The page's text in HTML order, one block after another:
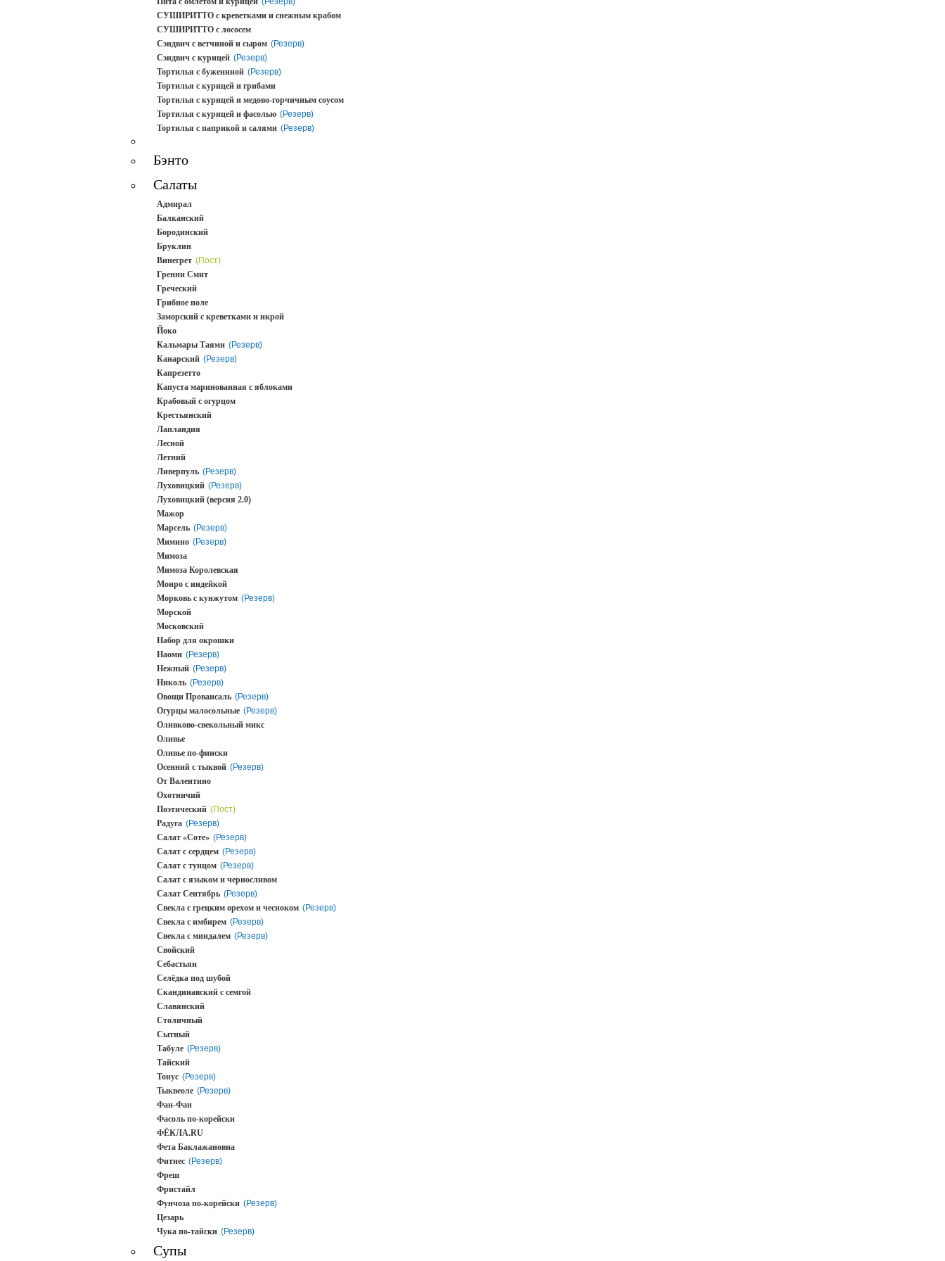
СУШИРИТТО с креветками и снежным крабом
СУШИРИТТО с лососем
Сэндвич с ветчиной и сыром (Резерв)
Сэндвич с курицей (Резерв)
Тортилья с бужениной (Резерв)
Тортилья с курицей и грибами
Тортилья с курицей и медово-горчичным соусом
Тортилья с курицей и фасолью (Резерв)
Тортилья с паприкой и салями (Резерв)
Бэнто
Салаты
Адмирал
Балканский
Бородинский
Бруклин
Винегрет (Пост)
Гренни Смит
Греческий
Грибное поле
Заморский с креветками и икрой
Йоко
Кальмары Таями (Резерв)
Канарский (Резерв)
Капрезетто
Капуста маринованная с яблоками
Крабовый с огурцом
Крестьянский
Лапландия
Лесной
Летний
Ливерпуль (Резерв)
Луховицкий (Резерв)
Луховицкий (версия 2.0)
Мажор
Марсель (Резерв)
Мимино (Резерв)
Мимоза
Мимоза Королевская
Монро с индейкой
Морковь с кунжутом (Резерв)
Морской
Московский
Набор для окрошки
Наоми (Резерв)
Нежный (Резерв)
Николь (Резерв)
Овощи Провансаль (Резерв)
Огурцы малосольные (Резерв)
Оливково-свекольный микс
Оливье
Оливье по-фински
Осенний с тыквой (Резерв)
От Валентино
Охотничий
Поэтический (Пост)
Радуга (Резерв)
Салат «Соте» (Резерв)
Салат с сердцем (Резерв)
Салат с тунцом (Резерв)
Салат с языком и черносливом
Салат Сентябрь (Резерв)
Свекла с грецким орехом и чесноком (Резерв)
Свекла с имбирем (Резерв)
Свекла с миндалем (Резерв)
Свойский
Себастьян
Селёдка под шубой
Скандинавский с семгой
Славянский
Столичный
Сытный
Табуле (Резерв)
Тайский
Тонус (Резерв)
Тыквеоле (Резерв)
Фан-Фан
Фасоль по-корейски
ФЁКЛА.RU
Фета Баклажановна
Фитнес (Резерв)
Фреш
Фристайл
Фунчоза по-корейски (Резерв)
Цезарь
Чука по-тайски (Резерв)
Супы